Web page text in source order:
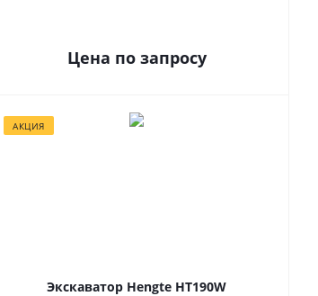
Цена по запросу
АКЦИЯ
Экскаватор Hengte HT190W